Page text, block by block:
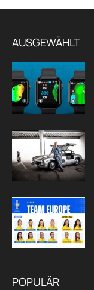
AUSGEWÄHLT
POPULÄR